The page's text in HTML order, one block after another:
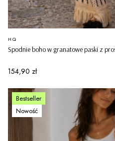
Spodnie boho w granatowe paski z
PRODUCENT
HQ
Cena
154,90 zł
Bestseller
Nowość